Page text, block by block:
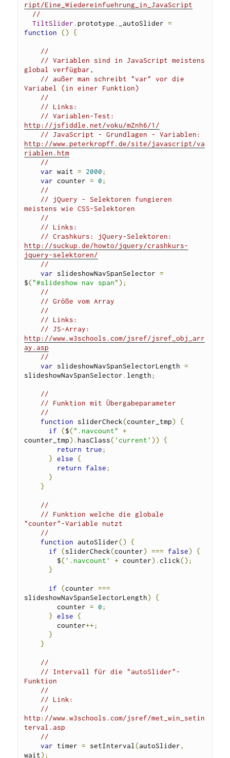
ript/Eine_Wiedereinfuehrung_in_JavaScript
//
TiltSlider.prototype. _autoSlider =
function
() {
//
// Variablen sind in JavaScript meistens
global verfügbar,
// außer man schreibt "var" vor die
Variabel (in einer Funktion)
//
// Links:
http://jsfiddle.net/voku/mZnh6/1/
http://www.peterkropff.de/site/javascript/va
riablen.htm
//
var wait = 2000;
var counter = 0;
//
// jQuery - Selektoren fungieren
meistens wie CSS-Selektoren
//
// Links:
http://suckup.de/howto/jquery/crashkurs-
jquery-selektoren/
//
var slideshowNavSpanSelector =
$( "#slideshow nav span" );
//
// Größe vom Array
//
// Links:
http://www.w3schools.com/jsref/jsref_obj_arr
ay.asp
//
var slideshowNavSpanSelectorLength =
slideshowNavSpanSelector. length;
//
// Funktion mit Übergabeparameter
//
function sliderCheck(counter_tmp)
{
if
($( ".navcount"
+
counter_tmp). hasClass( 'current' ))
{
return
true;
} else {
return
false;
}
}
//
// Funktion welche die globale
"counter"-Variable nutzt
//
function autoSlider()
{
if
(sliderCheck(counter) === false)
{
        $
( '.navcount' + counter).click();
}
if (counter ===
slideshowNavSpanSelectorLength)
{
        counter
= 0;
} else {
        counter
++;
}
}
//
// Intervall für die "autoSlider"-
Funktion
//
// Link:
//
http://www.w3schools.com/jsref/met_win_setin
terval.asp
//
var timer = setInterval(autoSlider,
wait);